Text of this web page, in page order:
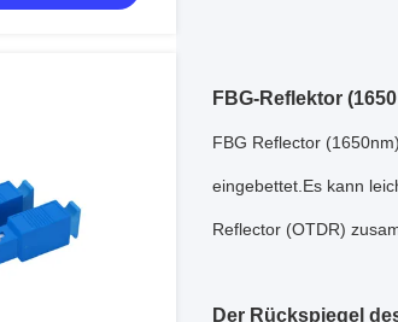
FBG-Reflektor
FBG Reflector
eingebettet.Es kann
Reflector (OTDR)
Der Rückspiegel